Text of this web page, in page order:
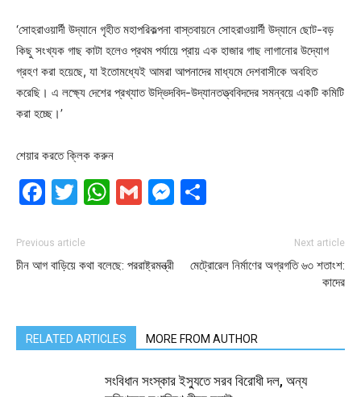
‘সােহরাওয়ার্দী উদ্যানে গৃহীত মহাপরিকল্পনা বাস্তবায়নে সােহরাওয়ার্দী উদ্যানে ছােট-বড়
কিছু সংখ্যক গাছ কাটা হলেও প্রথম পর্যায়ে প্রায় এক হাজার গাছ লাগানাের উদ্যোগ
গ্রহণ করা হয়েছে, যা ইতােমধ্যেই আমরা আপনাদের মাধ্যমে দেশবাসীকে অবহিত
করেছি। এ লক্ষ্যে দেশের প্রখ্যাত উদ্ভিদবিদ-উদ্যানতত্ত্ববিদদের সমন্বয়ে একটি কমিটি
করা হচ্ছে।’
শেয়ার করতে ক্লিক করুন
Facebook
Twitter
WhatsApp
GmailMessenger
Previous article
চীন আগ বাড়িয়ে কথা বলেছে: পররাষ্ট্রমন্ত্রী
Next article
মেট্রোরেল নির্মাণের অগ্রগতি ৬৩ শতাংশ:
কাদের
RELATED ARTICLES MORE FROM AUTHOR
সংবিধান সংস্কার ইস্যুতে সরব বিরোধী দল, অন্য